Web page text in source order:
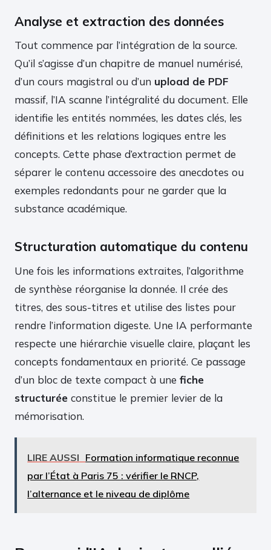
Analyse et extraction des données
Tout commence par l’intégration de la source.
Qu’il s’agisse d’un chapitre de manuel numérisé,
d’un cours magistral ou d’un upload de PDF
massif, l’IA scanne l’intégralité du document. Elle
identifie les entités nommées, les dates clés, les
définitions et les relations logiques entre les
concepts. Cette phase d’extraction permet de
séparer le contenu accessoire des anecdotes ou
exemples redondants pour ne garder que la
substance académique.
Structuration automatique du contenu
Une fois les informations extraites, l’algorithme
de synthèse réorganise la donnée. Il crée des
titres, des sous-titres et utilise des listes pour
rendre l’information digeste. Une IA performante
respecte une hiérarchie visuelle claire, plaçant les
concepts fondamentaux en priorité. Ce passage
d’un bloc de texte compact à une fiche
structurée constitue le premier levier de la
mémorisation.
LIRE AUSSI Formation informatique reconnue
par l’État à Paris 75 : vérifier le RNCP,
l’alternance et le niveau de diplôme